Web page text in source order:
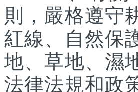
則，嚴格遵守
紅線、自然保
地、草地、濕
法律法規和政